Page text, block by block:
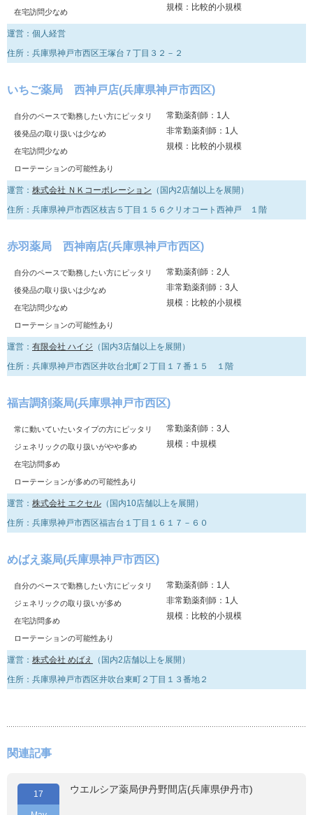
在宅訪問少なめ
規模：比較的小規模
運営：個人経営
住所：兵庫県神戸市西区王塚台７丁目３２－２
いちご薬局 西神戸店(兵庫県神戸市西区)
自分のペースで勤務したい方にピッタリ
後発品の取り扱いは少なめ
在宅訪問少なめ
ローテーションの可能性あり
常勤薬剤師：1人
非常勤薬剤師：1人
規模：比較的小規模
運営： 株式会社 ＮＫコーポレーション （国内2店舗以上を展開）
住所：兵庫県神戸市西区枝吉５丁目１５６クリオコート西神戸 １階
赤羽薬局 西神南店(兵庫県神戸市西区)
自分のペースで勤務したい方にピッタリ
後発品の取り扱いは少なめ
在宅訪問少なめ
ローテーションの可能性あり
常勤薬剤師：2人
非常勤薬剤師：3人
規模：比較的小規模
運営： 有限会社 ハイジ （国内3店舗以上を展開）
住所：兵庫県神戸市西区井吹台北町２丁目１７番１５ １階
福吉調剤薬局(兵庫県神戸市西区)
常に動いていたいタイプの方にピッタリ
ジェネリックの取り扱いがやや多め
在宅訪問多め
ローテーションが多めの可能性あり
常勤薬剤師：3人
規模：中規模
運営： 株式会社 エクセル （国内10店舗以上を展開）
住所：兵庫県神戸市西区福吉台１丁目１６１７－６０
めばえ薬局(兵庫県神戸市西区)
自分のペースで勤務したい方にピッタリ
ジェネリックの取り扱いが多め
在宅訪問多め
ローテーションの可能性あり
常勤薬剤師：1人
非常勤薬剤師：1人
規模：比較的小規模
運営： 株式会社 めばえ
（国内2店舗以上を展開）
住所：兵庫県神戸市西区井吹台東町２丁目１３番地２
関連記事
17 ウエルシア薬局伊丹野間店(兵庫県伊丹市)